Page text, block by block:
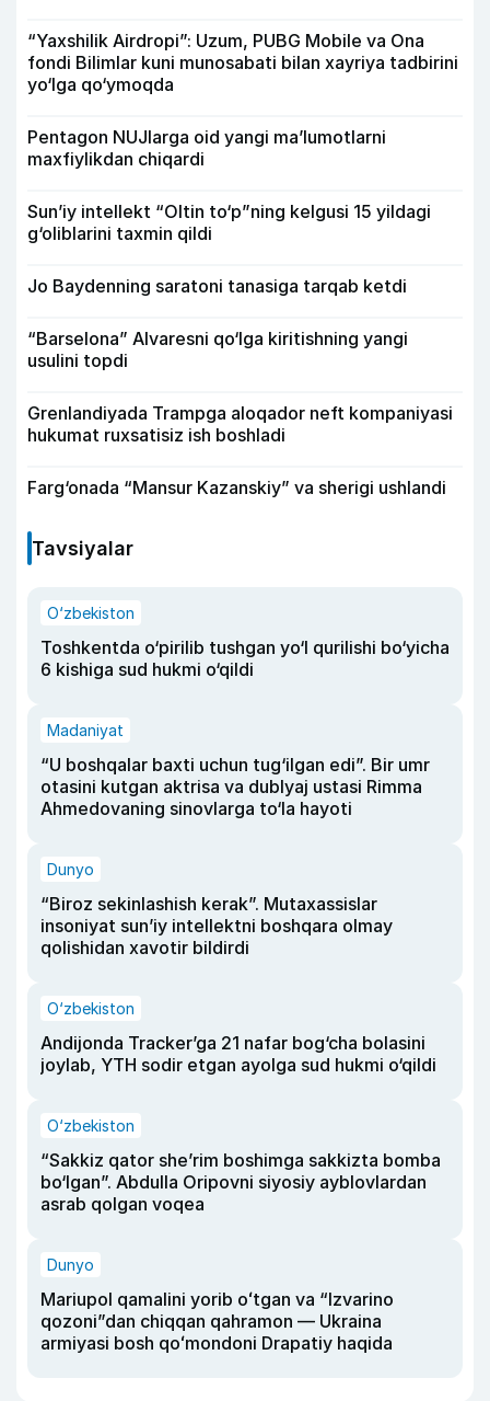
“Yaxshilik Airdropi”: Uzum, PUBG Mobile va Ona
fondi Bilimlar kuni munosabati bilan xayriya tadbirini
yo‘lga qo‘ymoqda
Pentagon NUJlarga oid yangi maʼlumotlarni
maxfiylikdan chiqardi
Sun’iy intellekt “Oltin to‘p”ning kelgusi 15 yildagi
g‘oliblarini taxmin qildi
Jo Baydenning saratoni tanasiga tarqab ketdi
“Barselona” Alvaresni qo‘lga kiritishning yangi
usulini topdi
Grenlandiyada Trampga aloqador neft kompaniyasi
hukumat ruxsatisiz ish boshladi
Farg‘onada “Mansur Kazanskiy” va sherigi ushlandi
Tavsiyalar
O‘zbekiston
Toshkentda o‘pirilib tushgan yo‘l qurilishi bo‘yicha
6 kishiga sud hukmi o‘qildi
Madaniyat
“U boshqalar baxti uchun tug‘ilgan edi”. Bir umr
otasini kutgan aktrisa va dublyaj ustasi Rimma
Ahmedovaning sinovlarga to‘la hayoti
Dunyo
“Biroz sekinlashish kerak”. Mutaxassislar
insoniyat sun’iy intellektni boshqara olmay
qolishidan xavotir bildirdi
O‘zbekiston
Andijonda Tracker’ga 21 nafar bog‘cha bolasini
joylab, YTH sodir etgan ayolga sud hukmi o‘qildi
O‘zbekiston
“Sakkiz qator she’rim boshimga sakkizta bomba
bo‘lgan”. Abdulla Oripovni siyosiy ayblovlardan
asrab qolgan voqea
Dunyo
Mariupol qamalini yorib oʻtgan va “Izvarino
qozoni”dan chiqqan qahramon — Ukraina
armiyasi bosh qoʻmondoni Drapatiy haqida